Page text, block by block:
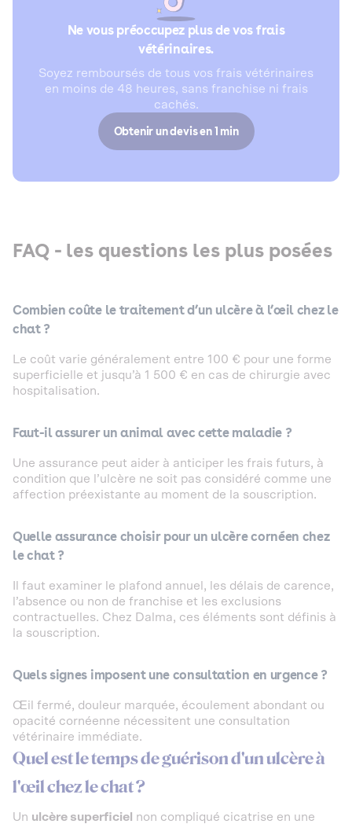
Ne vous préoccupez plus de vos frais
vétérinaires.
Soyez remboursés de tous vos frais vétérinaires
en moins de 48 heures, sans franchise ni frais
cachés.
Obtenir un devis en 1 min
‍FAQ - les questions les plus posées
Combien coûte le traitement d’un ulcère à l’œil chez le
chat ?
Le coût varie généralement entre 100 € pour une forme
superficielle et jusqu’à 1 500 € en cas de chirurgie avec
hospitalisation.
Faut-il assurer un animal avec cette maladie ?
Une assurance peut aider à anticiper les frais futurs, à
condition que l’ulcère ne soit pas considéré comme une
affection préexistante au moment de la souscription.
Quelle assurance choisir pour un ulcère cornéen chez
le chat ?
Il faut examiner le plafond annuel, les délais de carence,
l’absence ou non de franchise et les exclusions
contractuelles. Chez Dalma, ces éléments sont définis à
la souscription.
Quels signes imposent une consultation en urgence ?
Œil fermé, douleur marquée, écoulement abondant ou
opacité cornéenne nécessitent une consultation
vétérinaire immédiate.
Quel est le temps de guérison d'un ulcère à
l'œil chez le chat ?
Un ulcère superficiel non compliqué cicatrise en une